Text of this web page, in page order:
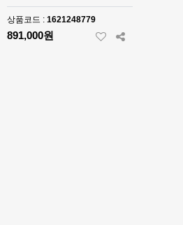
상품코드 : 1621248779
891,000원